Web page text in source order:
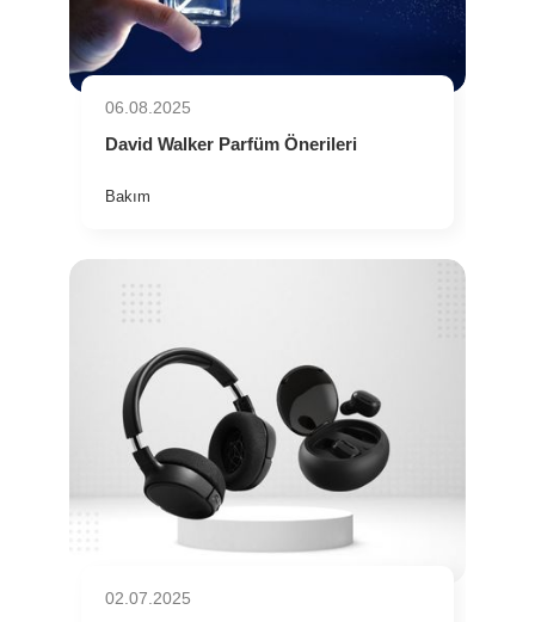
06.08.2025
David Walker Parfüm Önerileri
Bakım
02.07.2025